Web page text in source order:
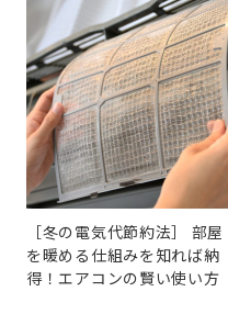
［冬の電気代節約法］ 部屋
を暖める仕組みを知れば納
得！エアコンの賢い使い方